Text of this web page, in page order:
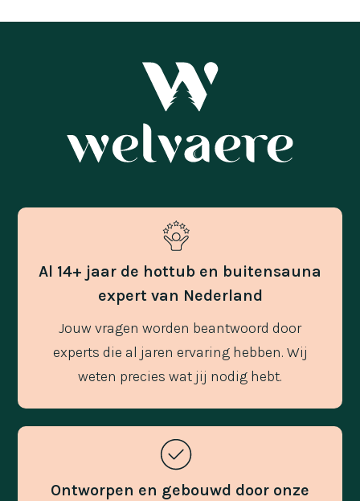
Al 14+ jaar de hottub en buitensauna
expert van Nederland
Jouw vragen worden beantwoord door
experts die al jaren ervaring hebben. Wij
weten precies wat jij nodig hebt.
Ontworpen en gebouwd door onze